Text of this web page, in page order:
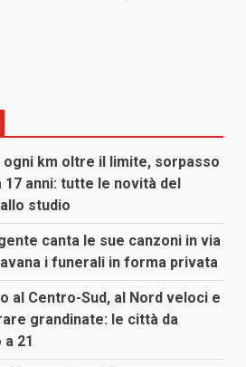
ogni km oltre il limite, sorpasso
anni: tutte le novità del
studio
canta le sue canzoni in via
i funerali in forma privata
al Centro-Sud, al Nord veloci e
grandinate: le città da
21